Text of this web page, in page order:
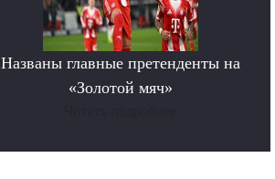
Названы главные претенденты на
«Золотой мяч»